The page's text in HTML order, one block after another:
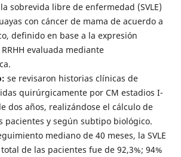
sobrevida libre de enfermedad (SVLE)
con cáncer de mama de acuerdo a
definido en base a la expresión
evaluada mediante
se revisaron historias clínicas de
quirúrgicamente por CM estadios I-
dos años, realizándose el cálculo de
pacientes y según subtipo biológico.
mediano de 40 meses, la SVLE
de las pacientes fue de 92,3%; 94%